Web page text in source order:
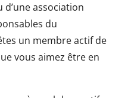
d’une association
du
un membre actif de
vous aimez être en